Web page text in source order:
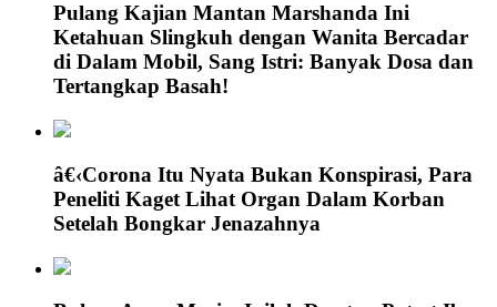
Pulang Kajian Mantan Marshanda Ini
Ketahuan Slingkuh dengan Wanita Bercadar
di Dalam Mobil, Sang Istri: Banyak Dosa dan
Tertangkap Basah!
â€‹Corona Itu Nyata Bukan Konspirasi, Para
Peneliti Kaget Lihat Organ Dalam Korban
Setelah Bongkar Jenazahnya